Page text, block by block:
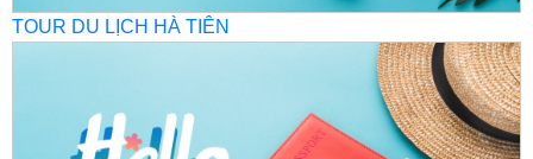
TOUR DU LỊCH HÀ TIÊN